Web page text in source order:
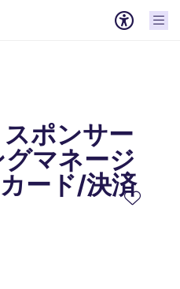
ポンサー
マネージ
ード/決済